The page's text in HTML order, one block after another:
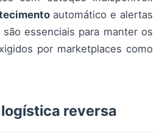
automático e alertas
essenciais para manter os
por marketplaces como
reversa